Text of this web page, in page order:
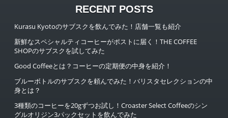
RECENT POSTS
Kurasu Kyotoのサブスクを飲んでみた！店舗一覧も紹介
新鮮なスペシャルティコーヒーがポストに届く！THE COFFEE
SHOPのサブスクを試してみた
Good Coffeeとは？コーヒーの定期便の中身を紹介！
ブルーボトルのサブスクを頼んでみた！バリスタセレクションの中
身とは？
3種類のコーヒーを20gずつお試し！Croaster Select Coffeeのシン
グルオリジン3パックセットを飲んでみた